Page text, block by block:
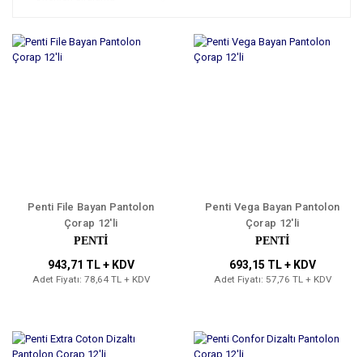
Penti File Bayan Pantolon
Çorap 12'li
PENTİ
943,71 TL + KDV
Adet Fiyatı: 78,64 TL + KDV
Penti Vega Bayan Pantolon
Çorap 12'li
PENTİ
693,15 TL + KDV
Adet Fiyatı: 57,76 TL + KDV